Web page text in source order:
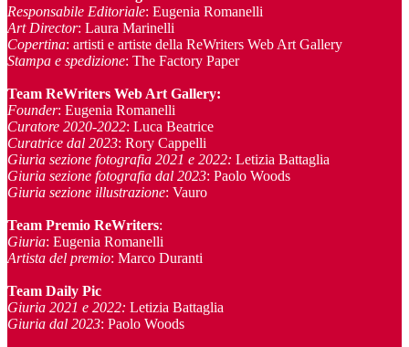
Responsabile Editoriale: Eugenia Romanelli
Art Director: Laura Marinelli
Copertina: artisti e artiste della ReWriters Web Art Gallery
Stampa e spedizione: The Factory Paper
Team ReWriters Web Art Gallery:
Founder: Eugenia Romanelli
Curatore 2020-2022: Luca Beatrice
Curatrice dal 2023: Rory Cappelli
Giuria sezione fotografia 2021 e 2022: Letizia Battaglia
Giuria sezione fotografia dal 2023: Paolo Woods
Giuria sezione illustrazione: Vauro
Team Premio ReWriters:
Giuria: Eugenia Romanelli
Artista del premio: Marco Duranti
Team Daily Pic
Giuria 2021 e 2022: Letizia Battaglia
Giuria dal 2023: Paolo Woods